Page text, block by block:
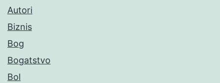
Autori
Biznis
Bog
Bogatstvo
Bol